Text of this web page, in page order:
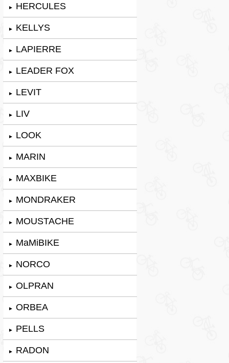
► HERCULES
► KELLYS
► LAPIERRE
► LEADER FOX
► LEVIT
► LIV
► LOOK
► MARIN
► MAXBIKE
► MONDRAKER
► MOUSTACHE
► MaMiBIKE
► NORCO
► OLPRAN
► ORBEA
► PELLS
► RADON